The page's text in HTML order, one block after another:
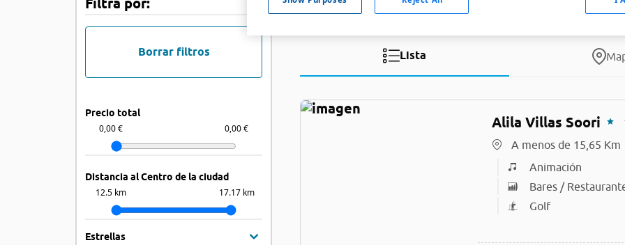
Filtra por:
Borrar filtros
Precio total
0,00 € 0,00 €
Distancia al Centro de la ciudad
12.5 km 17.17 km
Estrellas
Lista
Alila Villas Soori
A menos de 15,65 Km
Animación
Bares /
Golf